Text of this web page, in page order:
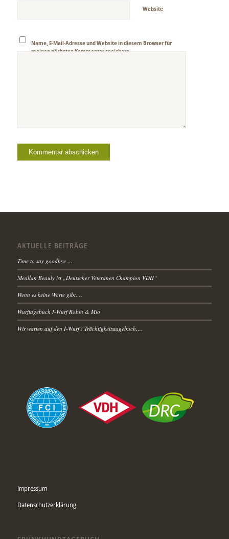
Website
Name, E-Mail-Adresse und Website in diesem Browser für
meinen nächsten Kommentar speichern.
AKTUELLE BEITRÄGE
Time to say goodbye …
Meallan Beauly ist „Deutscher Veteranen Champion VDH“
Wenn es keine Worte gibt….
Wurftagebuch I-Wurf Robin & Mio
Wir warten auf den I-Wurf ! Trächtigkeitstagebuch….
Impressum
Datenschutzerklärung